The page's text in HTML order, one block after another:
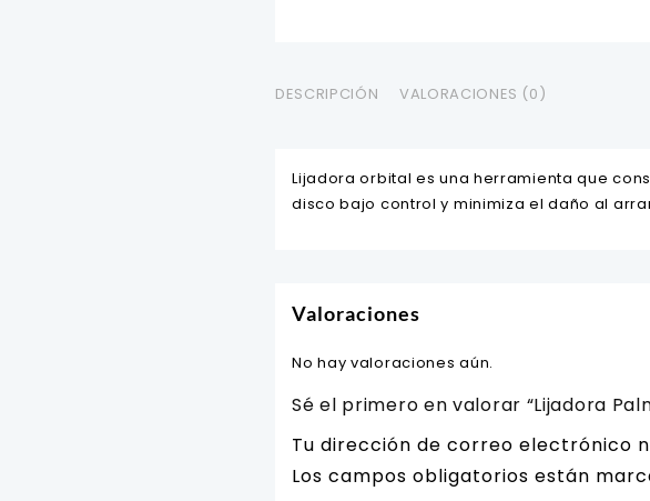
DESCRIPCIÓN VALORACIONES (0)
Lijadora orbital es una herramienta que
disco bajo control y minimiza el daño al
Valoraciones
No hay valoraciones aún.
Sé el primero en valorar “Lijadora
Tu dirección de correo electrónico
Los campos obligatorios están